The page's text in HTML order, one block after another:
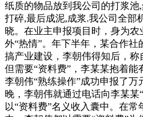
纸质的物品放到我公司的打浆
打碎,最后成泥,成浆.我公司全部
晓。在业主申报项目时，身为
外“热情”。年下半年，某合作
搞产业建设，李朝伟得知后，称
但需要“资料费”，李某某抱着能
李朝伟“熟练操作”成功申报了万
晚，李朝伟就通过电话向李某某
以“资料费”名义收入囊中。在